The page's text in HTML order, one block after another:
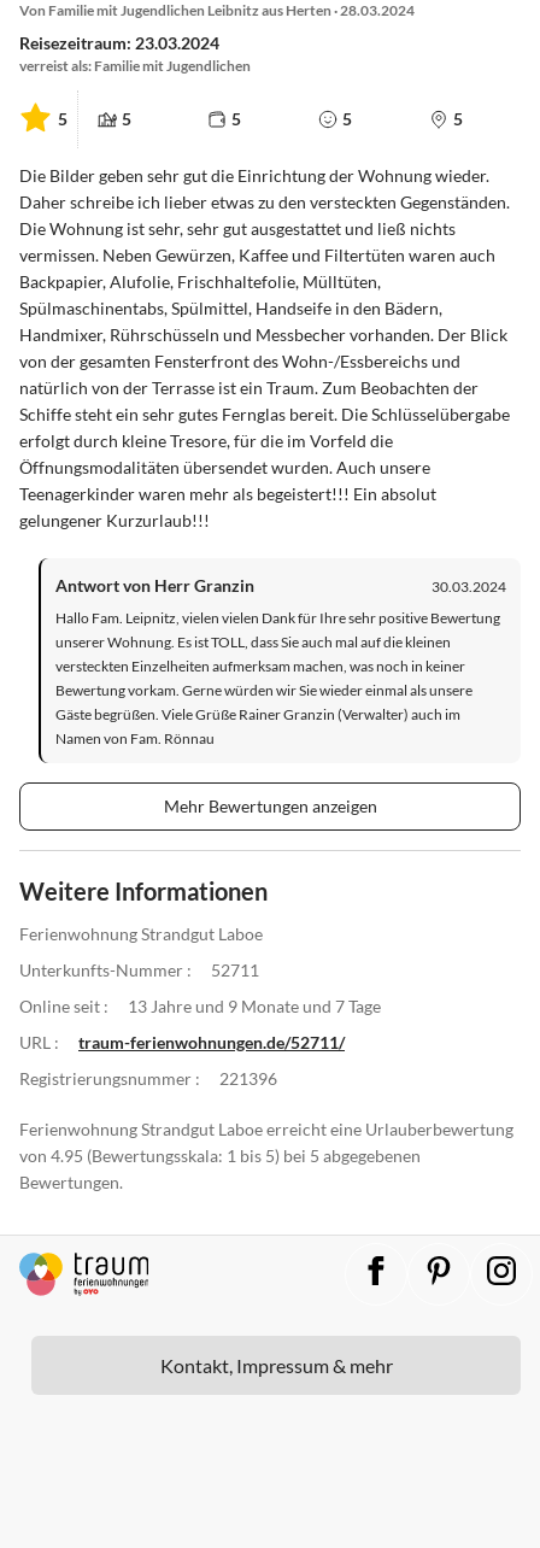
Von Familie mit Jugendlichen Leibnitz aus Herten · 28.03.2024
Reisezeitraum: 23.03.2024
verreist als: Familie mit Jugendlichen
5 5 5 5 5
Die Bilder geben sehr gut die Einrichtung der Wohnung wieder.
Daher schreibe ich lieber etwas zu den versteckten Gegenständen.
Die Wohnung ist sehr, sehr gut ausgestattet und ließ nichts
vermissen. Neben Gewürzen, Kaffee und Filtertüten waren auch
Backpapier, Alufolie, Frischhaltefolie, Mülltüten,
Spülmaschinentabs, Spülmittel, Handseife in den Bädern,
Handmixer, Rührschüsseln und Messbecher vorhanden. Der Blick
von der gesamten Fensterfront des Wohn-/Essbereichs und
natürlich von der Terrasse ist ein Traum. Zum Beobachten der
Schiffe steht ein sehr gutes Fernglas bereit. Die Schlüsselübergabe
erfolgt durch kleine Tresore, für die im Vorfeld die
Öffnungsmodalitäten übersendet wurden. Auch unsere
Teenagerkinder waren mehr als begeistert!!! Ein absolut
gelungener Kurzurlaub!!!
Antwort von Herr Granzin
30.03.2024
Hallo Fam. Leipnitz, vielen vielen Dank für Ihre sehr positive Bewertung
unserer Wohnung. Es ist TOLL, dass Sie auch mal auf die kleinen
versteckten Einzelheiten aufmerksam machen, was noch in keiner
Bewertung vorkam. Gerne würden wir Sie wieder einmal als unsere
Gäste begrüßen. Viele Grüße Rainer Granzin (Verwalter) auch im
Namen von Fam. Rönnau
Mehr Bewertungen anzeigen
Weitere Informationen
Ferienwohnung Strandgut Laboe
Unterkunfts-Nummer :
52711
Online seit :
13 Jahre und 9 Monate und 7 Tage
URL :
traum-ferienwohnungen.de/52711/
Registrierungsnummer :
221396
Ferienwohnung Strandgut Laboe erreicht eine Urlauberbewertung
von 4.95 (Bewertungsskala: 1 bis 5) bei 5 abgegebenen
Bewertungen.
Kontakt, Impressum & mehr